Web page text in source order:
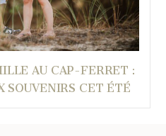
AU CAP-FERRET :
SOUVENIRS CET ÉTÉ